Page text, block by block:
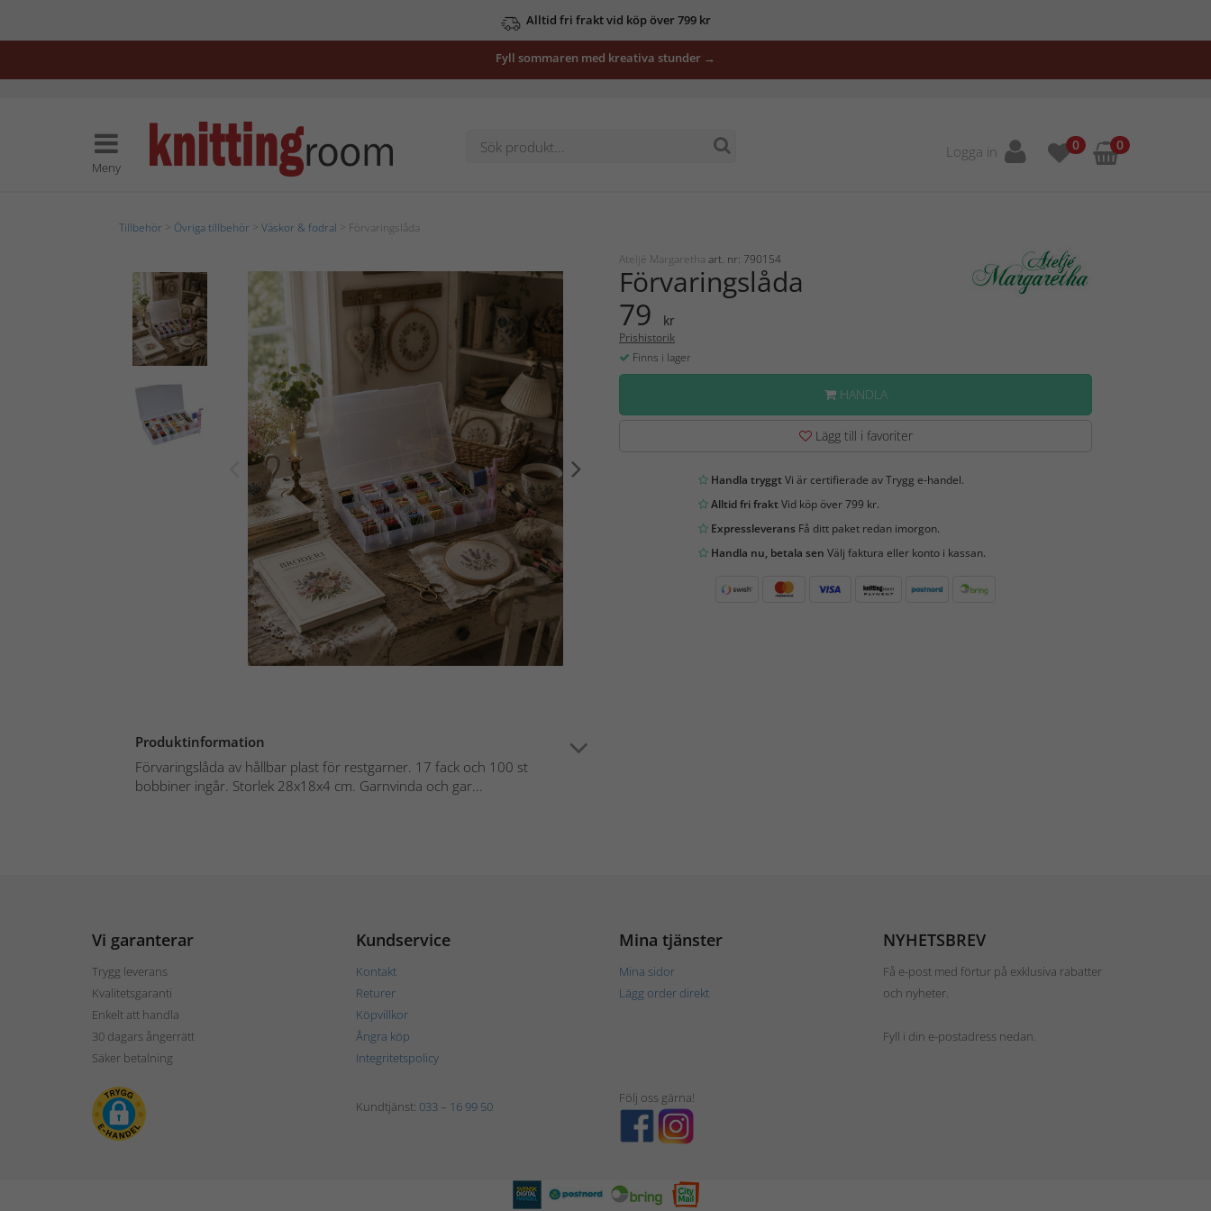
Alltid fri frakt vid köp över 799 kr
Fyll sommaren med kreativa stunder →
Meny
Logga in 0 0
Tillbehör Övriga tillbehör Väskor & fodral > Förvaringslåda
Produktinformation
Förvaringslåda av hållbar plast för restgarner. 17 fack och 100 st
bobbiner ingår. Storlek 28x18x4 cm. Garnvinda och gar...
Ateljé Margaretha art. nr: 790154
Förvaringslåda
79 kr
Prishistorik
Finns i lager
HANDLA
Lägg till i favoriter
Handla tryggtVi är certifierade av Trygg e-handel.
Alltid fri fraktVid köp över 799 kr.
ExpressleveransFå ditt paket redan imorgon.
Handla nu, betala sen Välj faktura eller konto i kassan.
Vi garanterar
Trygg leverans
Kvalitetsgaranti
Enkelt att handla
30 dagars ångerrätt
Säker betalning
Kundservice
Kontakt
Returer
Köpvillkor
Ångra köp
Integritetspolicy
Mina tjänster
Mina sidor
Lägg order direkt
NYHETSBREV
Få e-post med förtur på exklusiva rabatter
och nyheter.
Fyll i din e-postadress nedan.
Kundtjänst: 033 – 16 99 50
Följ oss gärna!